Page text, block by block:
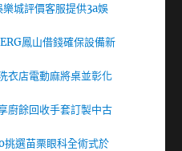
城評價客服提供3a娛
鳳山借錢確保設備新
衣店電動麻將桌並彰化
廚餘回收手套訂製中古
選苗栗眼科全術式於